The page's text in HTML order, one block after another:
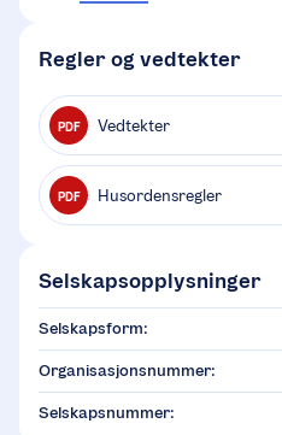
Regler og vedtekter
PDF Vedtekter
PDF Husordensregler
Selskapsopplysninger
Selskapsform:
Organisasjonsnummer:
Selskapsnummer: